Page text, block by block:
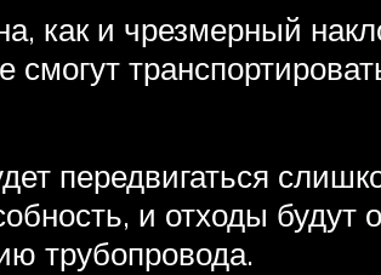
как и чрезмерный
смогут
передвигаться
и отходы будут
трубопровода.